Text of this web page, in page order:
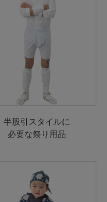
半股引スタイルに
必要な祭り用品